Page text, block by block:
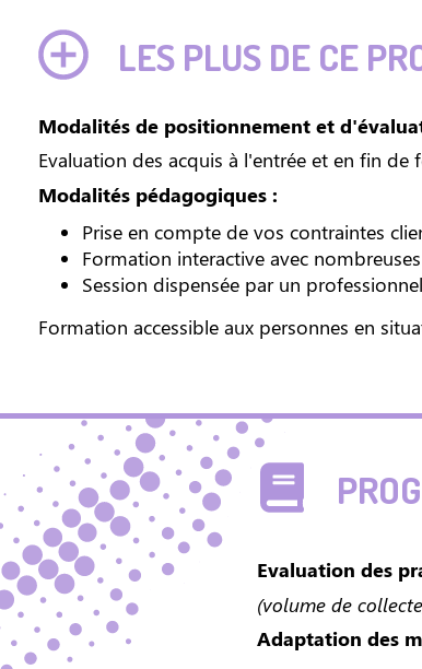
LES PLUS DE CE
Modalités de positionnement et
Evaluation des acquis à l'entrée et en fin
Modalités pédagogiques :
Prise en compte de vos contraintes
Formation interactive avec
Session dispensée par un
Formation accessible aux personnes en
Evaluation des
(volume de
Adaptation des